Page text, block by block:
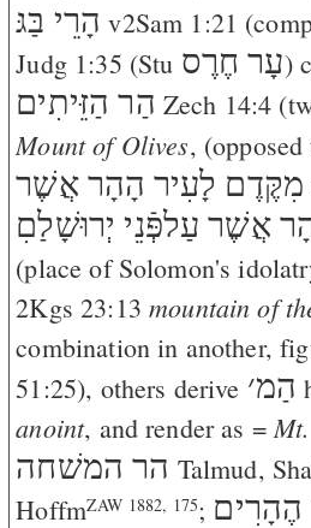
הָרֵי בַּגּ v2Sam 1:21
Judg 1:35 (Stu עָר חֶרֶס)
הַר הַזֵּיתִים Zech 14:4
Mount of Olives,
הָהָר אֲשֶׁר מִקֶּדֶם לָעִיר
אֲשֶׁר עַלפְּֿנֵי יְרוּשָׁלַםִ
(place of Solomon's
2Kgs 23:13 mountain of
combination in another,
51:25), others derive ׳הַמ
anoint, and render as =
הר המשׁחה Talmud,
HoffmZAW 1882, 175;